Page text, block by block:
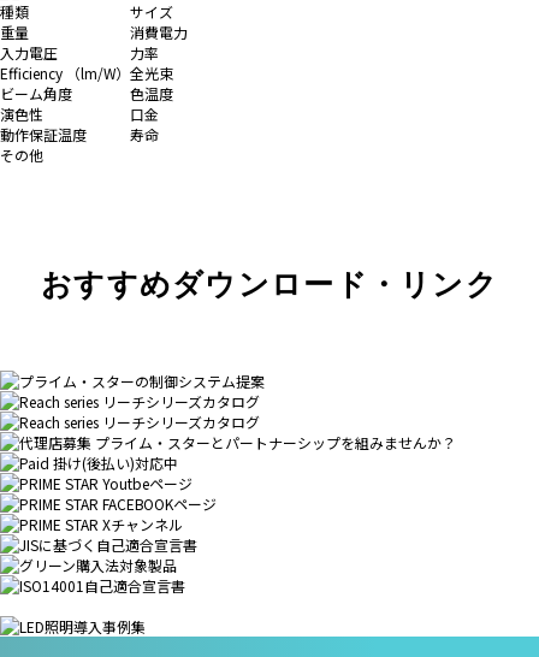
種類
サイズ
重量
消費電力
入力電圧
力率
Efficiency （lm/W） 全光束
ビーム角度
色温度
演色性
口金
動作保証温度
寿命
その他
おすすめダウンロード・リンク